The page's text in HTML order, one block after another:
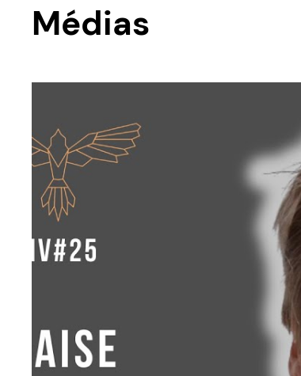
Médias